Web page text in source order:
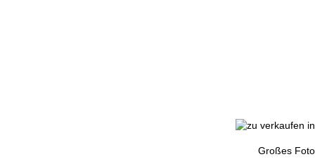
Großes Foto